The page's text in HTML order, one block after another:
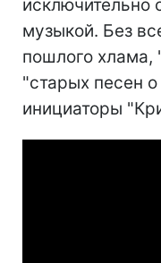
исключительно
музыкой. Без
пошлого хлама,
"старых песен
инициаторы